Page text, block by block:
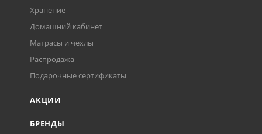
Хранение
Домашний кабинет
Матрасы и чехлы
Распродажа
Подарочные сертификаты
АКЦИИ
БРЕНДЫ